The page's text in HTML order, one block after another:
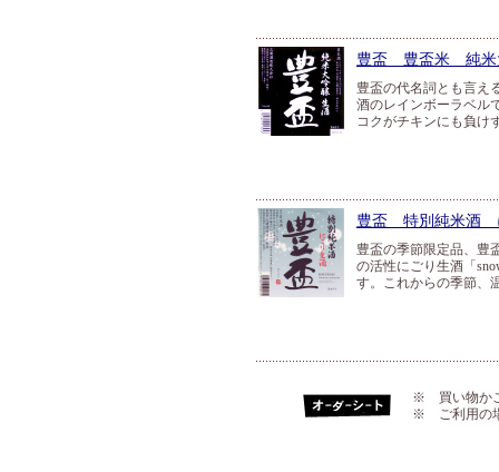
豊盃 豊盃米 純米
豊盃の代名詞とも言え
酒のレインボーラベル
コクがチキンにも負け
豊盃 特別純米酒
豊盃の季節限定品、豊
の活性にごり生酒「
す。これからの季節、
※ 買い物かご
※ ご利用の場